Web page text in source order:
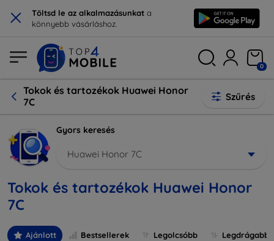
× Töltsd le az alkalmazásunkat a
könnyebb vásárláshoz.
0
Tokok és tartozékok Huawei Honor
7C
Szűrés
Gyors keresés
Huawei Honor 7C
Tokok és tartozékok Huawei Honor
7C
Ajánlott Bestsellerek Legolcsóbb Legdrágabb